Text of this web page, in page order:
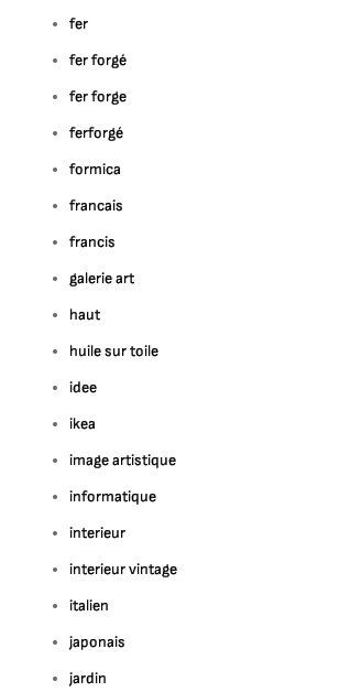
fer
fer forgé
fer forge
ferforgé
formica
francais
francis
galerie art
haut
huile sur toile
idee
ikea
image artistique
informatique
interieur
interieur vintage
italien
japonais
jardin